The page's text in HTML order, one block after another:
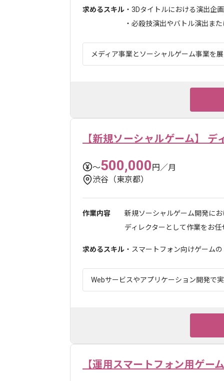
求めるスキル ・3Dタイトルにおける演出企
・必殺技演出やバトル演出ま
メディア事業とソーシャルゲーム事業を
【新規ソーシャルゲーム】 デ
〜500,000円／月
渋谷（東京都）
作業内容
新規ソーシャルゲーム開発に
ディレクターとして作業をお任
求めるスキル ・スマートフォン向けゲーム
Webサービスやアプリケーション開発で
【運用スマートフォン用ゲー